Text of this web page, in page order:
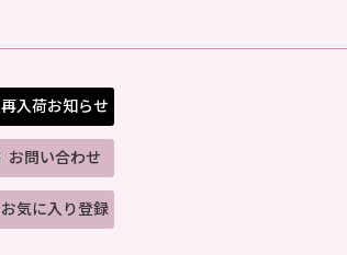
再入荷お知らせ
お問い合わせ
お気に入り登録